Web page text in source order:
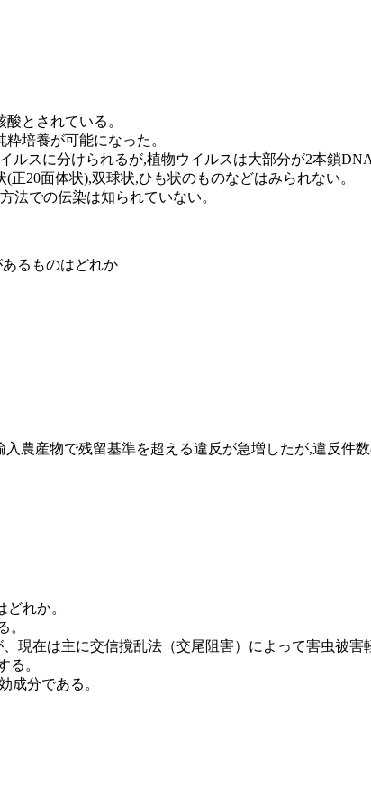
とされている。
培養が可能になった。
スに分けられるが,植物ウイルスは大部分が2本鎖
20面体状),双球状,ひも状のものなどはみられない。
法での伝染は知られていない。
るものはどれか
農産物で残留基準を超える違反が急増したが,違反件
れか。
。
現在は主に交信撹乱法（交尾阻害）によって害虫被害
る。
成分である。